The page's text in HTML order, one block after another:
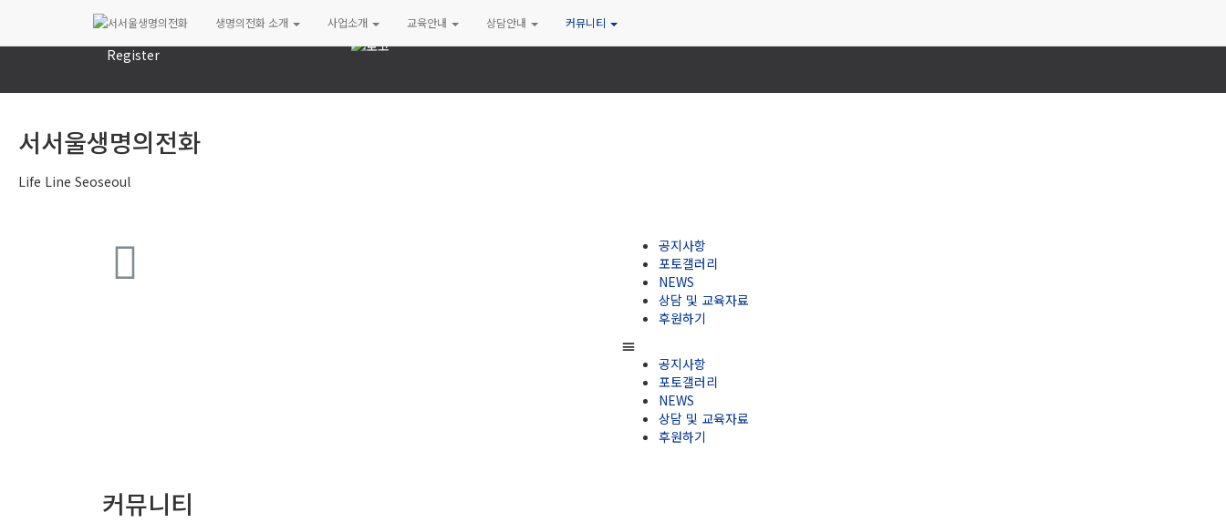
Log In
Register
생명의전화 소개 사업소개 교육안내 상담안내 커뮤니티
서서울생명의전화
Life Line Seoseoul
공지사항
포토갤러리
NEWS
상담 및 교육자료
후원하기
공지사항
포토갤러리
NEWS
상담 및 교육자료
후원하기
커뮤니티